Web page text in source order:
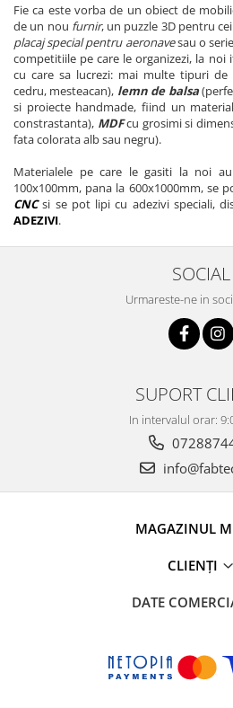
Fie ca este vorba de un obiect de
de un nou furnir, un puzzle 3D pentru
placaj special pentru aeronavesau o
competitiile pe care le organizezi, la noi
cu care sa lucrezi: mai multe tipuri de
cedru, mesteacan), lemn de balsa
si proiecte handmade, fiind un
constrastanta), MDFcu grosimi si
fata colorata alb sau negru).
Materialele pe care le gasiti la noi
100x100mm, pana la 600x1000mm, se
CNCsi se pot lipi cu adezivi speciali,
ADEZIVI.
SOCIAL
Urmareste-ne in
SUPORT
In intervalul orar:
MAGAZINUL
CLIENȚI
DATE